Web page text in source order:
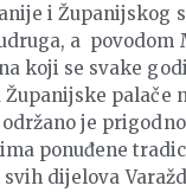
i Županijskog
a povodom
koji se svake
palače
je
ponuđene
dijelova